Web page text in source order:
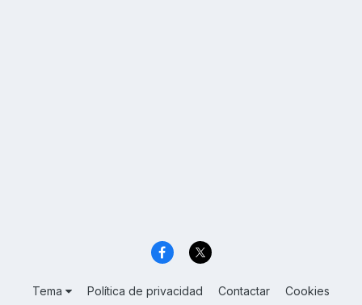
Tema Política de privacidad Contactar Cookies